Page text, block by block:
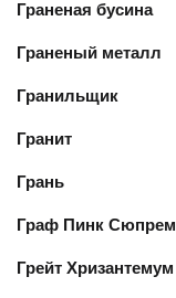
Граненая бусина
Граненый металл
Гранильщик
Гранит
Грань
Граф Пинк Сюпрем
Грейт Хризантемум